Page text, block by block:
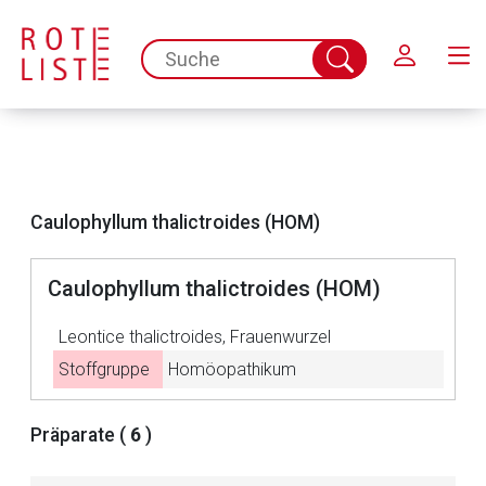
spc.search.input.placeholder
Suche
abschicken
Caulophyllum thalictroides (HOM)
Caulophyllum thalictroides (HOM)
Leontice thalictroides, Frauenwurzel
Stoffgruppe
Homöopathikum
Präparate ( 6 )
Aufruf einer externen Seite